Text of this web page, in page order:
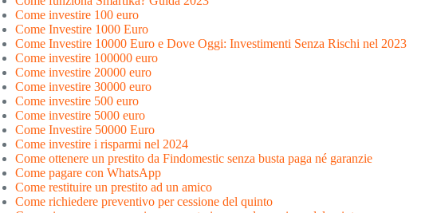
Come investire 100 euro
Come Investire 1000 Euro
Come Investire 10000 Euro e Dove Oggi: Investimenti Senza Rischi nel 2023
Come investire 100000 euro
Come investire 20000 euro
Come investire 30000 euro
Come investire 500 euro
Come investire 5000 euro
Come Investire 50000 Euro
Come investire i risparmi nel 2024
Come ottenere un prestito da Findomestic senza busta paga né garanzie
Come pagare con WhatsApp
Come restituire un prestito ad un amico
Come richiedere preventivo per cessione del quinto